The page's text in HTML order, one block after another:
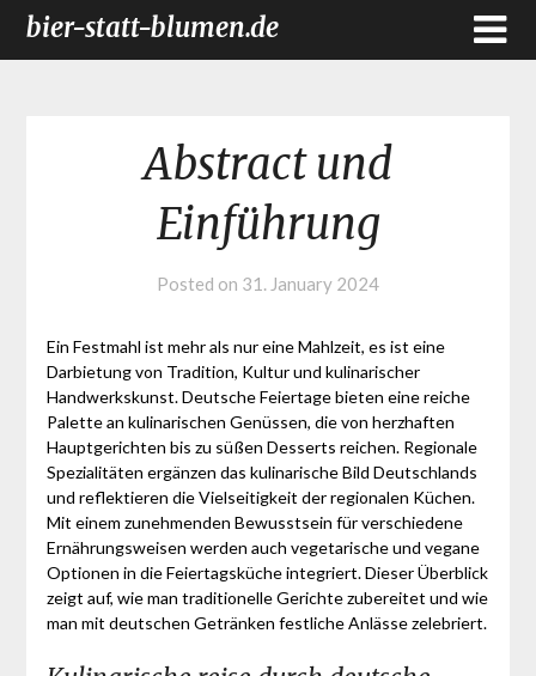
bier-statt-blumen.de
Abstract und
Einführung
Posted on 31. January 2024
Ein Festmahl ist mehr als nur eine Mahlzeit, es ist eine
Darbietung von Tradition, Kultur und kulinarischer
Handwerkskunst. Deutsche Feiertage bieten eine reiche
Palette an kulinarischen Genüssen, die von herzhaften
Hauptgerichten bis zu süßen Desserts reichen. Regionale
Spezialitäten ergänzen das kulinarische Bild Deutschlands
und reflektieren die Vielseitigkeit der regionalen Küchen.
Mit einem zunehmenden Bewusstsein für verschiedene
Ernährungsweisen werden auch vegetarische und vegane
Optionen in die Feiertagsküche integriert. Dieser Überblick
zeigt auf, wie man traditionelle Gerichte zubereitet und wie
man mit deutschen Getränken festliche Anlässe zelebriert.